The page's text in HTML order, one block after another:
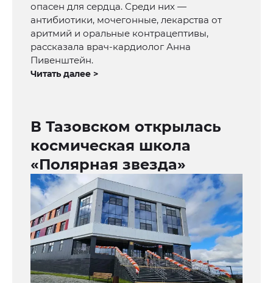
опасен для сердца. Среди них —
антибиотики, мочегонные, лекарства от
аритмий и оральные контрацептивы,
рассказала врач-кардиолог Анна
Пивенштейн.
Читать далее >
В Тазовском открылась
космическая школа
«Полярная звезда»